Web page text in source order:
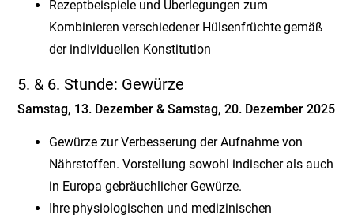
Rezeptbeispiele und Überlegungen zum
Kombinieren verschiedener Hülsenfrüchte gemäß
der individuellen Konstitution
5. & 6. Stunde: Gewürze
Samstag, 13. Dezember & Samstag, 20. Dezember 2025
Gewürze zur Verbesserung der Aufnahme von
Nährstoffen. Vorstellung sowohl indischer als auch
in Europa gebräuchlicher Gewürze.
Ihre physiologischen und medizinischen